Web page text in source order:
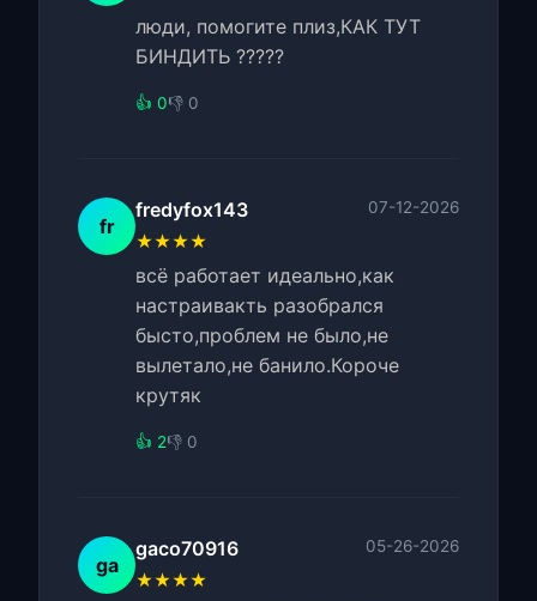
люди, помогите плиз,КАК ТУТ
БИНДИТЬ ?????
👍 0👎 0
fr
fredyfox143 07-12-2026
★★★★
всё работает идеально,как
настраивакть разобрался
бысто,проблем не было,не
вылетало,не банило.Короче
крутяк
👍 2👎 0
ga
gaco70916 05-26-2026
★★★★